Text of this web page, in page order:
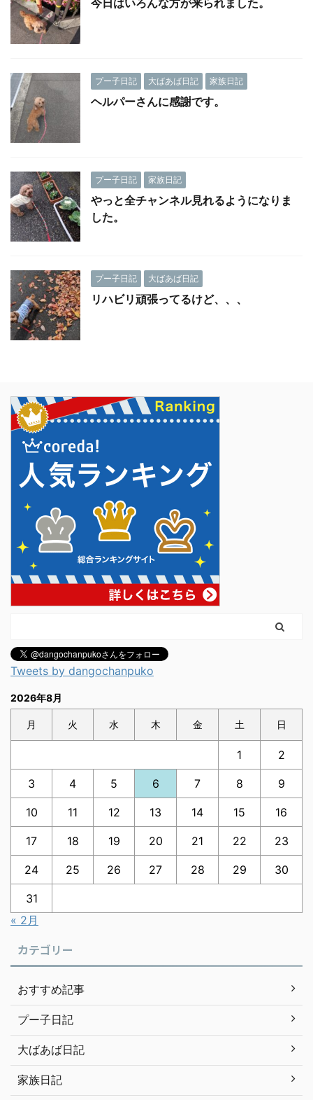
今日はいろんな方が来られました。
プー子日記 大ばあば日記 家族日記
ヘルパーさんに感謝です。
プー子日記 家族日記
やっと全チャンネル見れるようになりま
した。
プー子日記 大ばあば日記
リハビリ頑張ってるけど、、、
Tweets by dangochanpuko
2026年8月
月 火 水 木 金 土 日
1 2
3 4 5 6 7 8 9
10 11 12 13 14 15 16
17 18 19 20 21 22 23
24 25 26 27 28 29 30
31
« 2月
カテゴリー
おすすめ記事
プー子日記
大ばあば日記
家族日記